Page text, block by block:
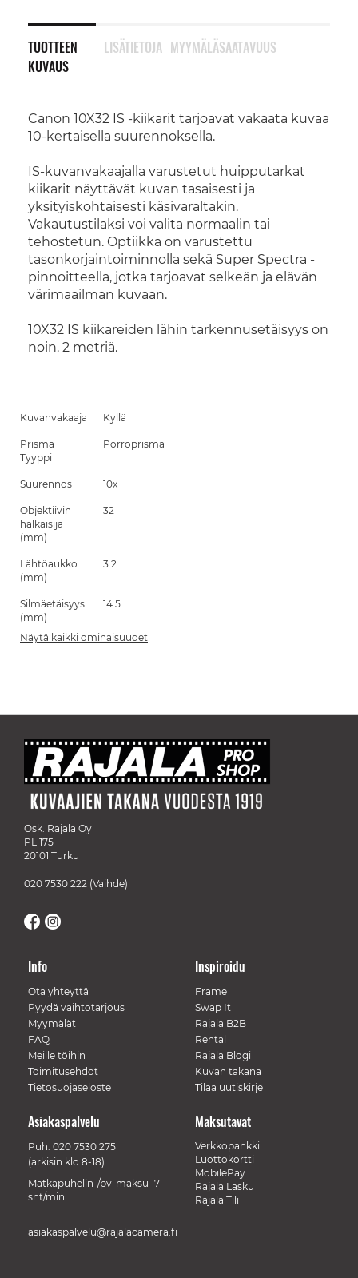
TUOTTEEN
KUVAUS
Canon 10X32 IS -kiikarit tarjoavat vakaata kuvaa
10-kertaisella suurennoksella.
IS-kuvanvakaajalla varustetut huipputarkat
kiikarit näyttävät kuvan tasaisesti ja
yksityiskohtaisesti käsivaraltakin.
Vakautustilaksi voi valita normaalin tai
tehostetun. Optiikka on varustettu
tasonkorjaintoiminnolla sekä Super Spectra -
pinnoitteella, jotka tarjoavat selkeän ja elävän
värimaailman kuvaan.
10X32 IS kiikareiden lähin tarkennusetäisyys on
noin. 2 metriä.
LISÄTIETOJA MYYMÄLÄSAATAVUUS
Kuvanvakaaja Kyllä
Prisma
Tyyppi
Porroprisma
Suurennos 10x
Objektiivin
halkaisija
(mm)
32
Lähtöaukko
(mm)
3.2
Silmäetäisyys
(mm)
14.5
Näytä kaikki ominaisuudet
Osk. Rajala Oy
PL 175
20101 Turku
020 7530 222 (Vaihde)
Info
Ota yhteyttä
Pyydä vaihtotarjous
Myymälät
FAQ
Meille töihin
Toimitusehdot
Tietosuojaseloste
Inspiroidu
Frame
Swap It
Rajala B2B
Rental
Rajala Blogi
Kuvan takana
Tilaa uutiskirje
Maksutavat
Verkkopankki
Luottokortti
MobilePay
Rajala Lasku
Rajala Tili
Asiakaspalvelu
Puh. 020 7530 275
(arkisin klo 8-18)
Matkapuhelin-/pv-maksu 17
snt/min.
asiakaspalvelu@rajalacamera.fi